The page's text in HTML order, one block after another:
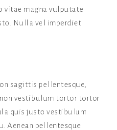
vitae magna vulputate
Nulla vel imperdiet
sagittis pellentesque,
vestibulum tortor tortor
quis justo vestibulum
Aenean pellentesque